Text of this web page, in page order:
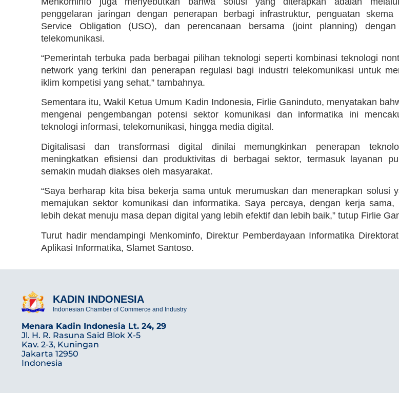
penggelaran jaringan dengan penerapan berbagi infrastruktur, penguatan skema
Service Obligation (USO), dan perencanaan bersama (joint planning) dengan
telekomunikasi.
“Pemerintah terbuka pada berbagai pilihan teknologi seperti kombinasi teknologi
network yang terkini dan penerapan regulasi bagi industri telekomunikasi untuk
iklim kompetisi yang sehat,” tambahnya.
Sementara itu, Wakil Ketua Umum Kadin Indonesia, Firlie Ganinduto, menyatakan
mengenai pengembangan potensi sektor komunikasi dan informatika ini
teknologi informasi, telekomunikasi, hingga media digital.
Digitalisasi dan transformasi digital dinilai memungkinkan penerapan
meningkatkan efisiensi dan produktivitas di berbagai sektor, termasuk layanan
semakin mudah diakses oleh masyarakat.
“Saya berharap kita bisa bekerja sama untuk merumuskan dan menerapkan solusi
memajukan sektor komunikasi dan informatika. Saya percaya, dengan kerja sama,
lebih dekat menuju masa depan digital yang lebih efektif dan lebih baik,” tutup Firlie
Turut hadir mendampingi Menkominfo, Direktur Pemberdayaan Informatika
Aplikasi Informatika, Slamet Santoso.
KADIN INDONESIA
Indonesian Chamber of Commerce and Industry
Menara Kadin Indonesia Lt. 24, 29
Jl. H. R. Rasuna Said Blok X-5
Kav. 2-3, Kuningan
Jakarta 12950
Indonesia